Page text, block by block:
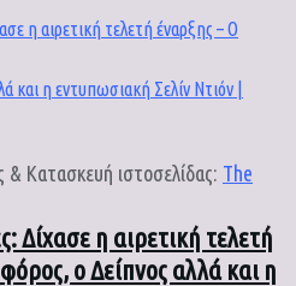
Δίχασε η αιρετική τελετή
ο Δείπνος αλλά και η
& Κατασκευή ιστοσελίδας: The